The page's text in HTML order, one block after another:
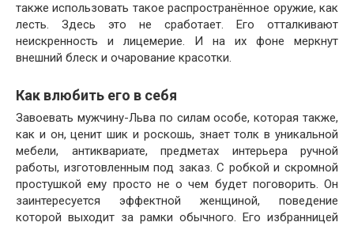
также использовать такое распространённое оружие, как
лесть. Здесь это не сработает. Его отталкивают
неискренность и лицемерие. И на их фоне меркнут
внешний блеск и очарование красотки.
Как влюбить его в себя
Завоевать мужчину-Льва по силам особе, которая также,
как и он, ценит шик и роскошь, знает толк в уникальной
мебели, антиквариате, предметах интерьера ручной
работы, изготовленным под заказ. С робкой и скромной
простушкой ему просто не о чем будет поговорить. Он
заинтересуется эффектной женщиной, поведение
которой выходит за рамки обычного. Его избранницей